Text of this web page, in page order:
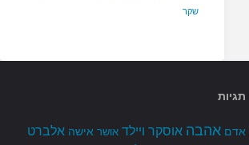
שקר
תגיות
אדם אהבה אוסקר ויילד אושר אישה אלברט